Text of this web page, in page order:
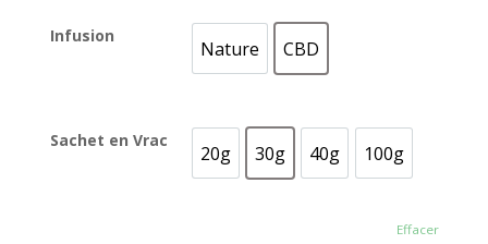
Infusion
Nature
Nature CBD
CBD
Sachet en Vrac
20g
20g 30g
30g 40g
40g 100g
100g
Effacer